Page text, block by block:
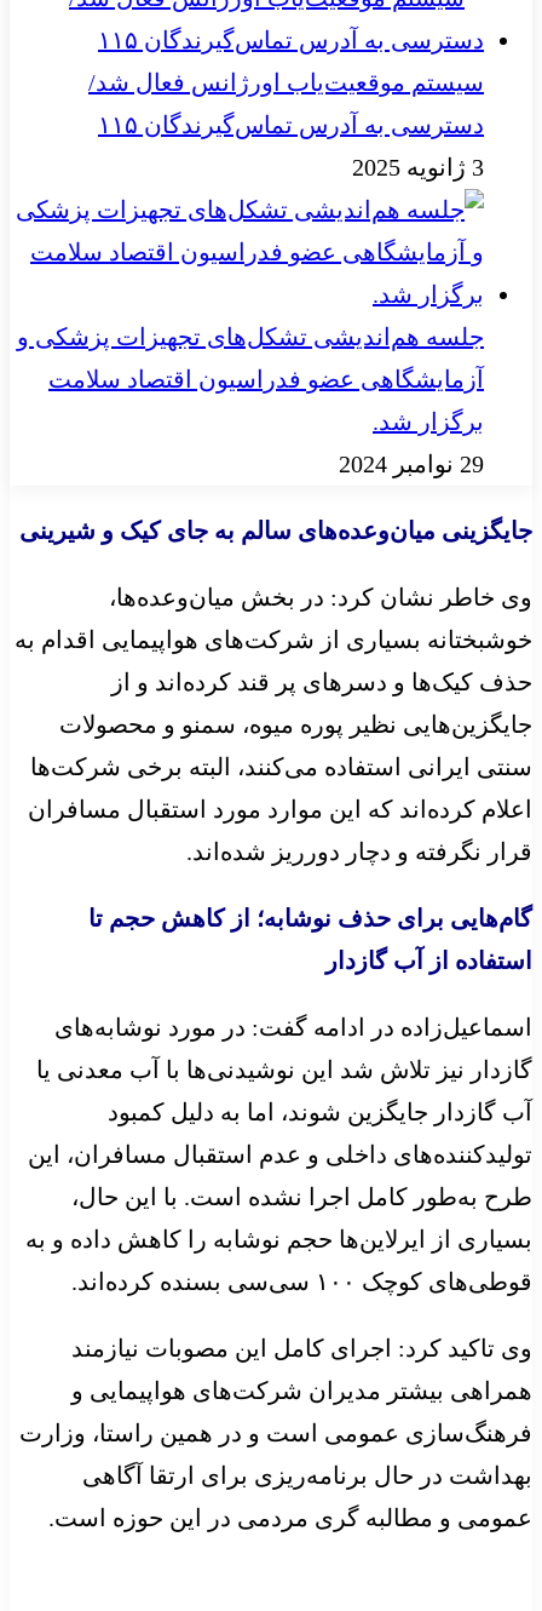
سیستم موقعیت‌یاب اورژانس فعال شد/
دسترسی به آدرس تماس‌گیرندگان ۱۱۵
3 ژانویه 2025
جلسه هم‌اندیشی تشکل‌های تجهیزات پزشکی و
آزمایشگاهی عضو فدراسیون اقتصاد سلامت
برگزار شد.
29 نوامبر 2024
جایگزینی میان‌وعده‌های سالم به جای کیک و شیرینی
وی خاطر نشان کرد: در بخش میان‌وعده‌ها،
خوشبختانه بسیاری از شرکت‌های هواپیمایی اقدام به
حذف کیک‌ها و دسرهای پر قند کرده‌اند و از
جایگزین‌هایی نظیر پوره میوه، سمنو و محصولات
سنتی ایرانی استفاده می‌کنند، البته برخی شرکت‌ها
اعلام کرده‌اند که این موارد مورد استقبال مسافران
قرار نگرفته و دچار دورریز شده‌اند.
گام‌هایی برای حذف نوشابه؛ از کاهش حجم تا
استفاده از آب گازدار
اسماعیل‌زاده در ادامه گفت: در مورد نوشابه‌های
گازدار نیز تلاش شد این نوشیدنی‌ها با آب معدنی یا
آب گازدار جایگزین شوند، اما به دلیل کمبود
تولیدکننده‌های داخلی و عدم استقبال مسافران، این
طرح به‌طور کامل اجرا نشده است. با این حال،
بسیاری از ایرلاین‌ها حجم نوشابه را کاهش داده و به
قوطی‌های کوچک ۱۰۰ سی‌سی بسنده کرده‌اند.
وی تاکید کرد: اجرای کامل این مصوبات نیازمند
همراهی بیشتر مدیران شرکت‌های هواپیمایی و
فرهنگ‌سازی عمومی است و در همین راستا، وزارت
بهداشت در حال برنامه‌ریزی برای ارتقا آگاهی
عمومی و مطالبه گری مردمی در این حوزه است.